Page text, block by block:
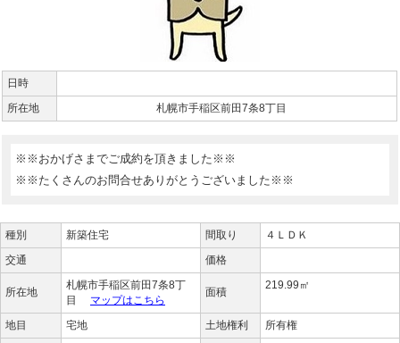
日時
所在地
札幌市手稲区前田7条8丁目
※※おかげさまでご成約を頂きました※※
※※たくさんのお問合せありがとうございました※※
種別 新築住宅 間取り
４ＬＤＫ
交通
価格
所在地
札幌市手稲区前田7条8丁
目 マップはこちら
面積
219.99㎡
地目 宅地 土地権利 所有権